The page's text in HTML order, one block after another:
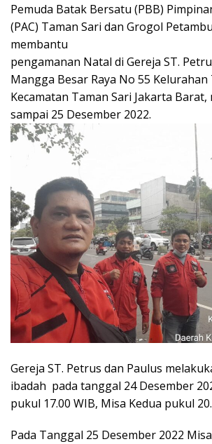
Pemuda Batak Bersatu (PBB)
(PAC) Taman Sari dan Grogol
membantu
pengamanan Natal di Gereja ST.
Mangga Besar Raya No 55
Kecamatan Taman Sari Jakarta
sampai 25 Desember 2022.
Gereja ST. Petrus dan Paulus
ibadah pada tanggal 24 Desember
pukul 17.00 WIB, Misa Kedua pukul
Pada Tanggal 25 Desember 2022